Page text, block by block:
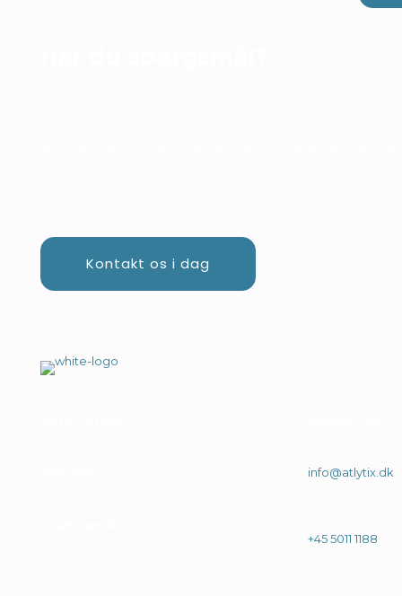
Kontakt os i dag
info@atlytix.dk
+45 5011 1188